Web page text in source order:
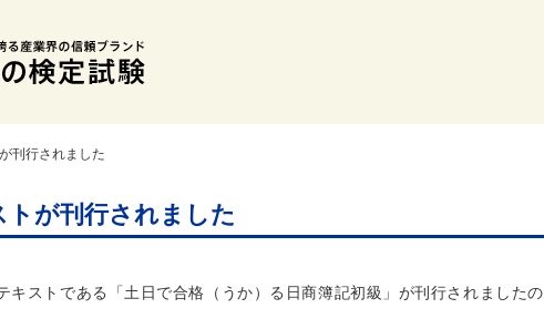
刊行されました
が刊行されました
キストである「土日で合格（うか）る日商簿記初級」が刊行されましたの